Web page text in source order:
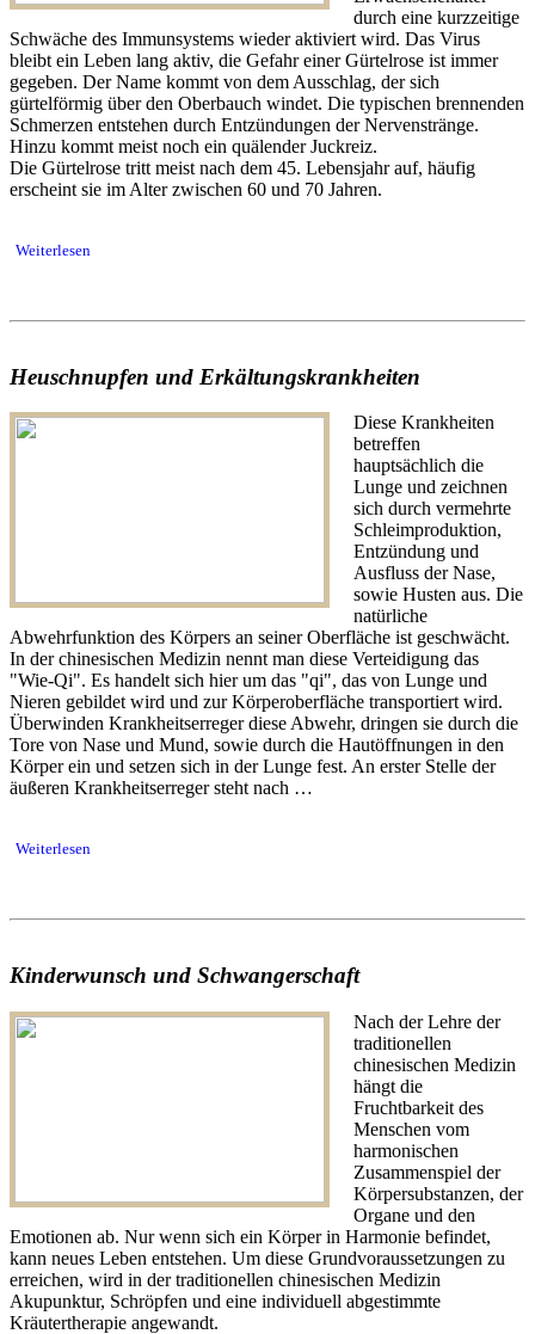
durch eine kurzzeitige
Schwäche des Immunsystems wieder aktiviert wird. Das Virus
bleibt ein Leben lang aktiv, die Gefahr einer Gürtelrose ist immer
gegeben. Der Name kommt von dem Ausschlag, der sich
gürtelförmig über den Oberbauch windet. Die typischen brennenden
Schmerzen entstehen durch Entzündungen der Nervenstränge.
Hinzu kommt meist noch ein quälender Juckreiz.
Die Gürtelrose tritt meist nach dem 45. Lebensjahr auf, häufig
erscheint sie im Alter zwischen 60 und 70 Jahren.
Weiterlesen
Heuschnupfen und Erkältungskrankheiten
Diese Krankheiten
betreffen
hauptsächlich die
Lunge und zeichnen
sich durch vermehrte
Schleimproduktion,
Entzündung und
Ausfluss der Nase,
sowie Husten aus. Die
natürliche
Abwehrfunktion des Körpers an seiner Oberfläche ist geschwächt.
In der chinesischen Medizin nennt man diese Verteidigung das
"Wie-Qi". Es handelt sich hier um das "qi", das von Lunge und
Nieren gebildet wird und zur Körperoberfläche transportiert wird.
Überwinden Krankheitserreger diese Abwehr, dringen sie durch die
Tore von Nase und Mund, sowie durch die Hautöffnungen in den
Körper ein und setzen sich in der Lunge fest. An erster Stelle der
äußeren Krankheitserreger steht nach …
Weiterlesen
Kinderwunsch und Schwangerschaft
Nach der Lehre der
traditionellen
chinesischen Medizin
hängt die
Fruchtbarkeit des
Menschen vom
harmonischen
Zusammenspiel der
Körpersubstanzen, der
Organe und den
Emotionen ab. Nur wenn sich ein Körper in Harmonie befindet,
kann neues Leben entstehen. Um diese Grundvoraussetzungen zu
erreichen, wird in der traditionellen chinesischen Medizin
Akupunktur, Schröpfen und eine individuell abgestimmte
Kräutertherapie angewandt.